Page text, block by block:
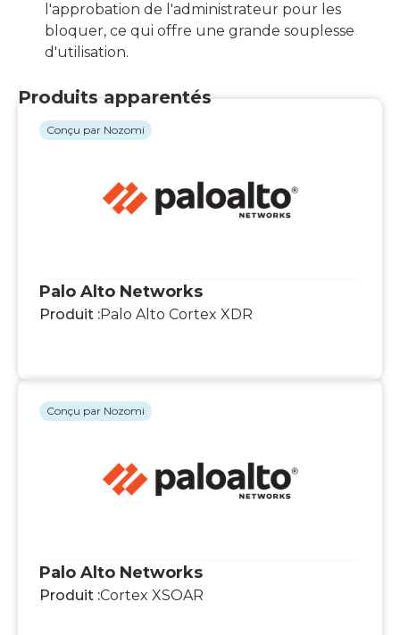
l'approbation de l'administrateur pour les
bloquer, ce qui offre une grande souplesse
d'utilisation.
Produits apparentés
Palo Alto Networks
Produit :Palo Alto Cortex XDR
Conçu par Nozomi
Palo Alto Networks
Produit :Cortex XSOAR
Conçu par Nozomi